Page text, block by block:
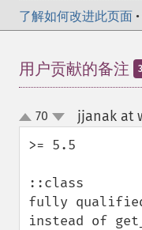
了解如何改进此页面 •
用户贡献的备注
up
down
70 jjanak at
>= 5.5
::class
fully qualified
instead of